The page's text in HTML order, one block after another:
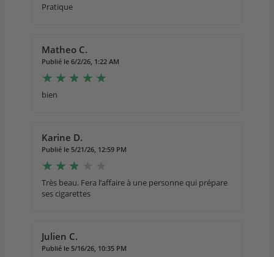
Pratique
Matheo C.
Publié le 6/2/26, 1:22 AM
bien
Karine D.
Publié le 5/21/26, 12:59 PM
Très beau. Fera l’affaire à une personne qui prépare
ses cigarettes
Julien C.
Publié le 5/16/26, 10:35 PM